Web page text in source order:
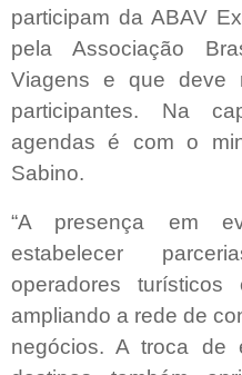
participam da ABAV
pela Associação
Viagens e que deve
participantes. Na
agendas é com o
Sabino.
“A presença em
estabelecer
operadores
ampliando a rede de
negócios. A troca de